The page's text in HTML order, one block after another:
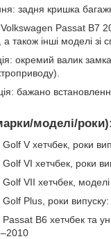
задня кришка
Volkswagen Passat B7
а також інші моделі зі
окремий валик
бажано
моделі/роки):
V хетчбек, роки
VI хетчбек, роки
VII хетчбек,
Plus, роки
B6 хетчбек та